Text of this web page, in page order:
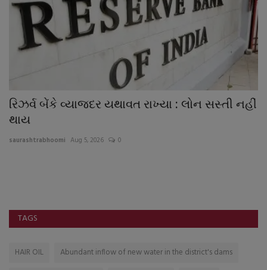
રિઝર્વ બેંકે વ્યાજદર યથાવત રાખ્યા : લોન સસ્તી નહીં
થાય
saurashtrabhoomi Aug 5, 2026 0
TAGS
HAIR OIL
Abundant inflow of new water in the district's dams